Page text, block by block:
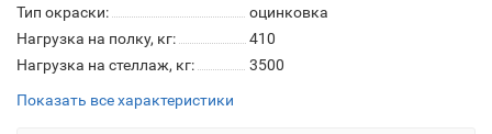
Тип окраски:
оцинковка
Нагрузка на полку, кг:
410
Нагрузка на стеллаж, кг:
3500
Показать все характеристики